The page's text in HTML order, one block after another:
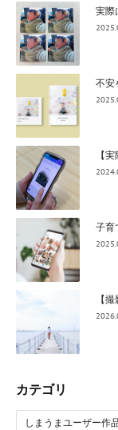
実際
不安
【
子育
【
カテゴリ
しまうまユーザー作